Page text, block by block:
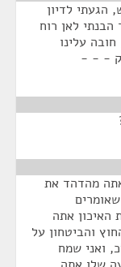
הגעתי לדיון
לאן רוח
עלינו
- - -
מהדהד את
האיכון אתה
והביטחון על
ואני שמח